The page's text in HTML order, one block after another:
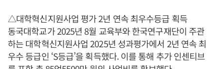
△대학혁신지원사업 평가 2년 연속 최우수등급 획득
동국대학교가 2025년 8월 교육부와 한국연구재단이 주관
하는 대학혁신지원사업 2025년 성과평가에서 2년 연속 최
우수 등급인 ‘S등급’을 획득했다. 이를 통해 추가 인센티브